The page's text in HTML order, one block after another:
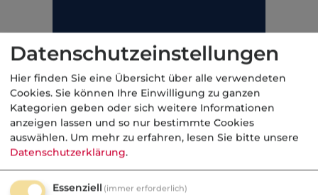
Datenschutzeinstellungen
Hier finden Sie eine Übersicht über alle verwendeten
Cookies. Sie können Ihre Einwilligung zu ganzen
Kategorien geben oder sich weitere Informationen
anzeigen lassen und so nur bestimmte Cookies
auswählen. Um mehr zu erfahren, lesen Sie bitte unsere
Datenschutzerklärung.
Essenziell (immer erforderlich)